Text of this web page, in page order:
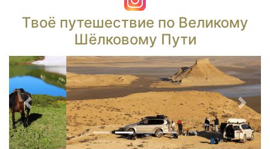
Твоё путешествие по Великому
Шёлковому Пути
Предыдущий